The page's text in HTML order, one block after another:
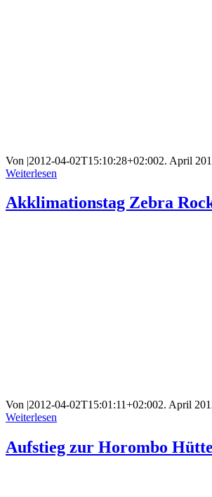
Von |2012-04-02T15:10:28+02:002. April
Weiterlesen
Akklimationstag Zebra
Von |2012-04-02T15:01:11+02:002. April
Weiterlesen
Aufstieg zur Horombo Hütte